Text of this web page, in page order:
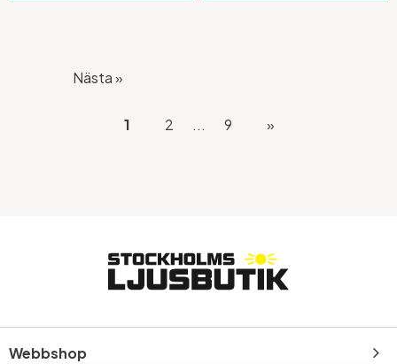
Nästa »
1 2 ... 9 »
Webbshop